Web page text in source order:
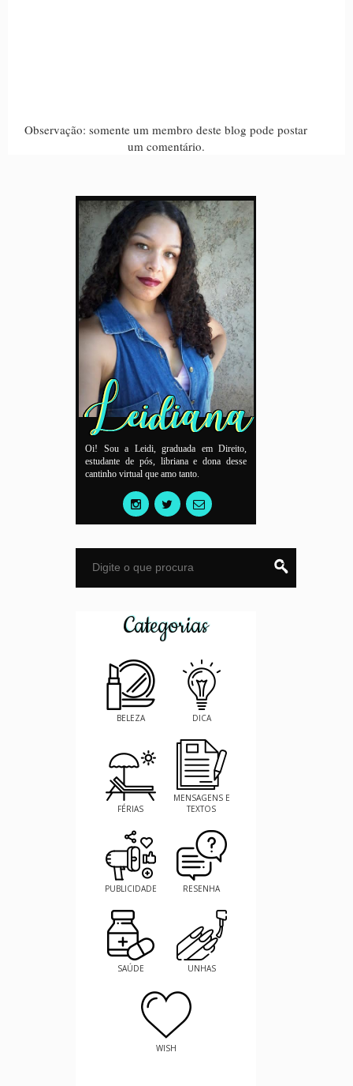
Observação: somente um membro deste blog pode postar
um comentário.
Oi! Sou a Leidi, graduada em Direito,
estudante de pós, libriana e dona desse
cantinho virtual que amo tanto.
Categorias
BELEZA DICA
FÉRIAS
MENSAGENS E
TEXTOS
PUBLICIDADE RESENHA
SAÚDE UNHAS
WISH